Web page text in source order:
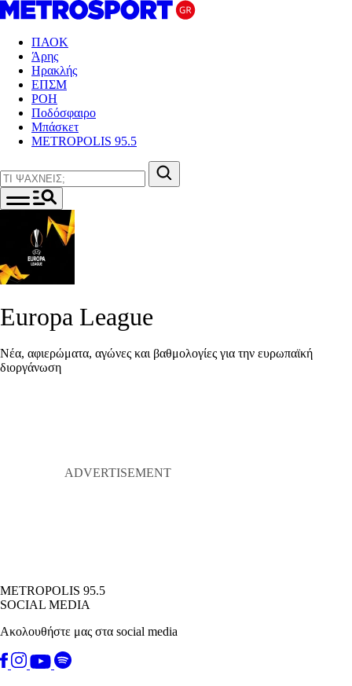
ΠΑΟΚ
Άρης
Ηρακλής
ΕΠΣΜ
ΡΟΗ
Ποδόσφαιρο
Μπάσκετ
METROPOLIS 95.5
Europa League
Νέα, αφιερώματα, αγώνες και βαθμολογίες για την ευρωπαϊκή
διοργάνωση
METROPOLIS 95.5
SOCIAL MEDIA
Ακολουθήστε μας στα social media